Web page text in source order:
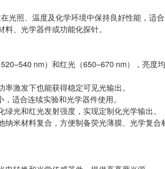
照、温度及化学环境中保持良好性能，适合
、光学器件或功能化探针。
nm）和红光（650–670 nm），亮度
激发下也能获得稳定可见光输出。
适合连续实验和光学器件使用。
光和红光发射强度，实现定制化光学输出。
米材料复合，方便制备荧光薄膜、光学复合